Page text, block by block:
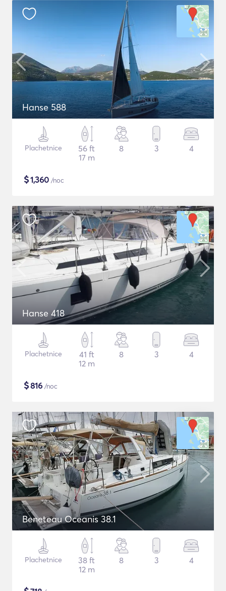
Hanse 588
Plachetnice
56 ft
17 m
8 3 4
$1,360 /noc
Hanse 418
Plachetnice
41 ft
12 m
8 3 4
$816 /noc
Beneteau Oceanis 38.1
Plachetnice
38 ft
12 m
8 3 4